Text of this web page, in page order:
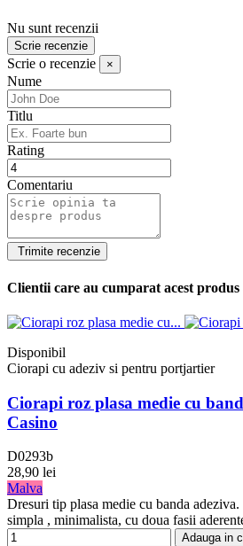
Nu sunt recenzii
Scrie recenzie
Scrie o recenzie ×
Nume
Titlu
Rating
Comentariu
Clientii care au cumparat acest
Disponibil
Ciorapi cu adeziv si pentru portjartier
Ciorapi roz plasa medie cu
Casino
D0293b
28,90 lei
Malva
Dresuri tip plasa medie cu banda
simpla , minimalista, cu doua fasii
Adauga in